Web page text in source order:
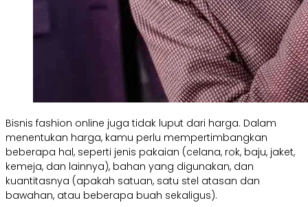
Bisnis fashion online juga tidak luput dari harga. Dalam
menentukan harga, kamu perlu mempertimbangkan
beberapa hal, seperti jenis pakaian (celana, rok, baju, jaket,
kemeja, dan lainnya), bahan yang digunakan, dan
kuantitasnya (apakah satuan, satu stel atasan dan
bawahan, atau beberapa buah sekaligus).